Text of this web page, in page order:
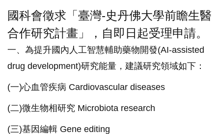
國科會徵求「臺灣-史丹佛大學前瞻生醫
合作研究計畫」，自即日起受理申請。
一、為提升國內人工智慧輔助藥物開發(AI-assisted
drug development)研究能量，建議研究領域如下：
(一)心血管疾病 Cardiovascular diseases
(二)微生物相研究 Microbiota research
(三)基因編輯 Gene editing